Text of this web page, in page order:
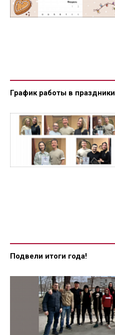
График работы в праздники
Подвели итоги года!